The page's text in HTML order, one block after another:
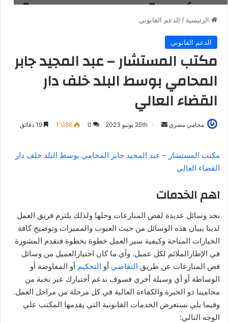
الرئيسية / الدعم القانوني
الدعم القانوني
مكتب المستشار – عبد المجيد جابر
المحامي بوسط البلد خلف دار
القضاء العالي
محامي مصري
أرسل 25th يونيو 2023 0 1٬086
مكتب المستشار – عبد المجيد جابر المحامي بوسط البلد خلف دار
القضاء العالي
اهم الخدمات
نجد وسائل عديدة لفض المنازعات وحلها ولذلك يلتزم فريق العمل
لدينا ببيان هذه الوسائل من حيث العيوب والمميزات وتوضيح كافة
الخيارات المتاحة وكيفية سير العمل خطوة بخطوة فتقدم المشورة
في الإطارالملائم لكل عميل. وأي ما كان اختيارالعميل من وسائل
فض المنازعات عن طريق التقاضي أو التحكيم أو المفاوضة أو
الوساطة أو أي وسيلة أخري فسوف ندعم أختيارك عبر نخبة من
محامينا ذو الخبرة والكفاءة العالية في كل مرحلة من مراحل العمل.
وفيما يلي نستعرض الخدمات القانونية التي يقدمها المكتب علي
الوجه التالي: